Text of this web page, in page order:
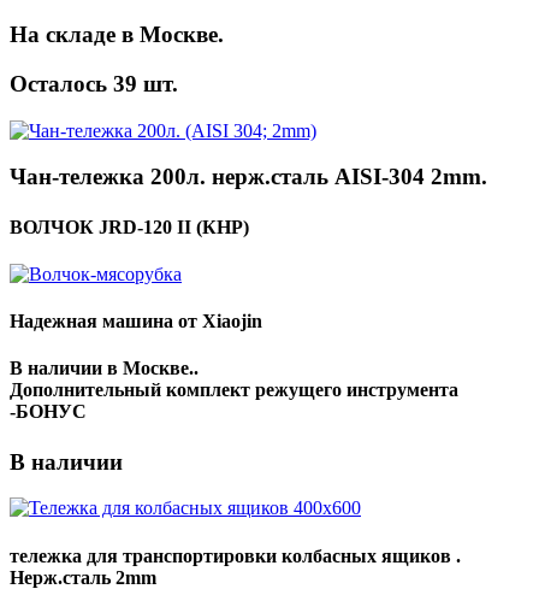
На складе в Москве.
Осталось 39 шт.
Чан-тележка 200л. нерж.сталь AISI-304 2mm.
ВОЛЧОК JRD-120 II (КНР)
Надежная машина от Xiaojin
В наличии в Москве..
Дополнительный комплект режущего инструмента
-БОНУС
В наличии
тележка для транспортировки колбасных ящиков .
Нерж.сталь 2mm